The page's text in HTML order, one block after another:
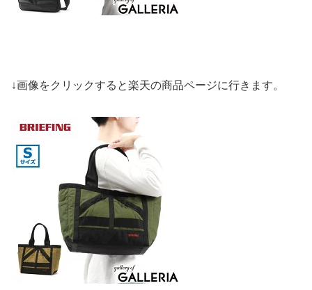
↓画像をクリックすると楽天の商品ページに行きます。